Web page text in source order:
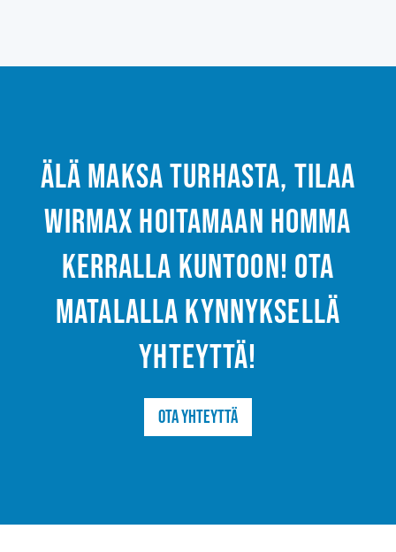
Älä maksa turhasta, tilaa
Wirmax hoitamaan homma
kerralla kuntoon! Ota
matalalla kynnyksellä
yhteyttä!
Ota yhteyttä